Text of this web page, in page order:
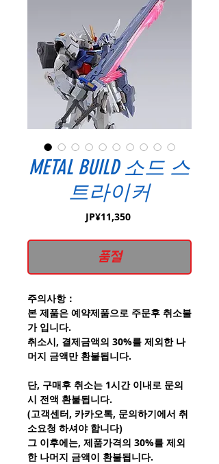
METAL BUILD 소드 스
트라이커
JP¥11,350가
품절
주의사항：
본 제품은 예약제품으로 주문후 취소불
가 입니다.
취소시, 결제금액의 30%를 제외한 나
머지 금액만 환불됩니다.
단, 구매후 취소는 1시간 이내로 문의
시 전액 환불됩니다.
(고객센터, 카카오톡, 문의하기에서 취
소요청 하셔야 합니다)
그 이후에는, 제품가격의 30%를 제외
한 나머지 금액이 환불됩니다.